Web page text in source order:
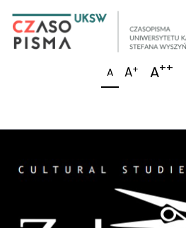
A A+ A++